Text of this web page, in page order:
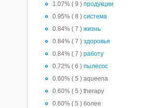
1.07% ( 9 ) продукции
0.95% ( 8 ) система
0.84% ( 7 ) жизнь
0.84% ( 7 ) здоровья
0.84% ( 7 ) работу
0.72% ( 6 ) пылесос
0.60% ( 5 ) aqueena
0.60% ( 5 ) therapy
0.60% ( 5 ) более